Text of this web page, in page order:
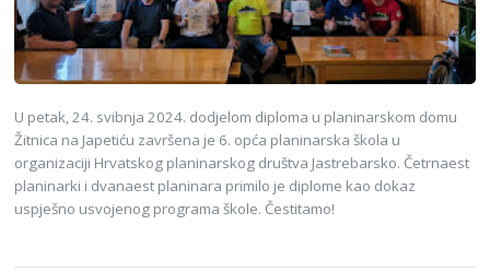
U petak, 24. svibnja 2024. dodjelom diploma u planinarskom domu
Žitnica na Japetiću završena je 6. opća planinarska škola u
organizaciji Hrvatskog planinarskog društva Jastrebarsko. Četrnaest
planinarki i dvanaest planinara primilo je diplome kao dokaz
uspješno usvojenog programa škole. Čestitamo!